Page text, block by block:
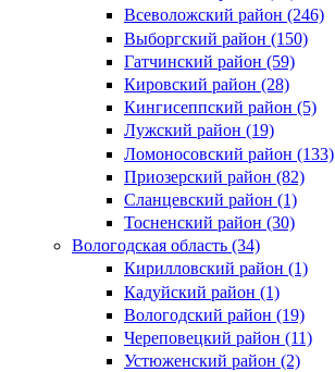
Всеволожский район (246)
Выборгский район (150)
Гатчинский район (59)
Кировский район (28)
Кингисеппский район (5)
Лужский район (19)
Ломоносовский район (133)
Приозерский район (82)
Сланцевский район (1)
Тосненский район (30)
Вологодская область (34)
Кирилловский район (1)
Кадуйский район (1)
Вологодский район (19)
Череповецкий район (11)
Устюженский район (2)